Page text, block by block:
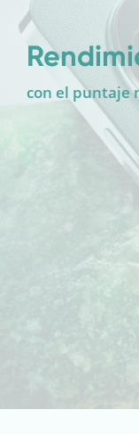
con el puntaje